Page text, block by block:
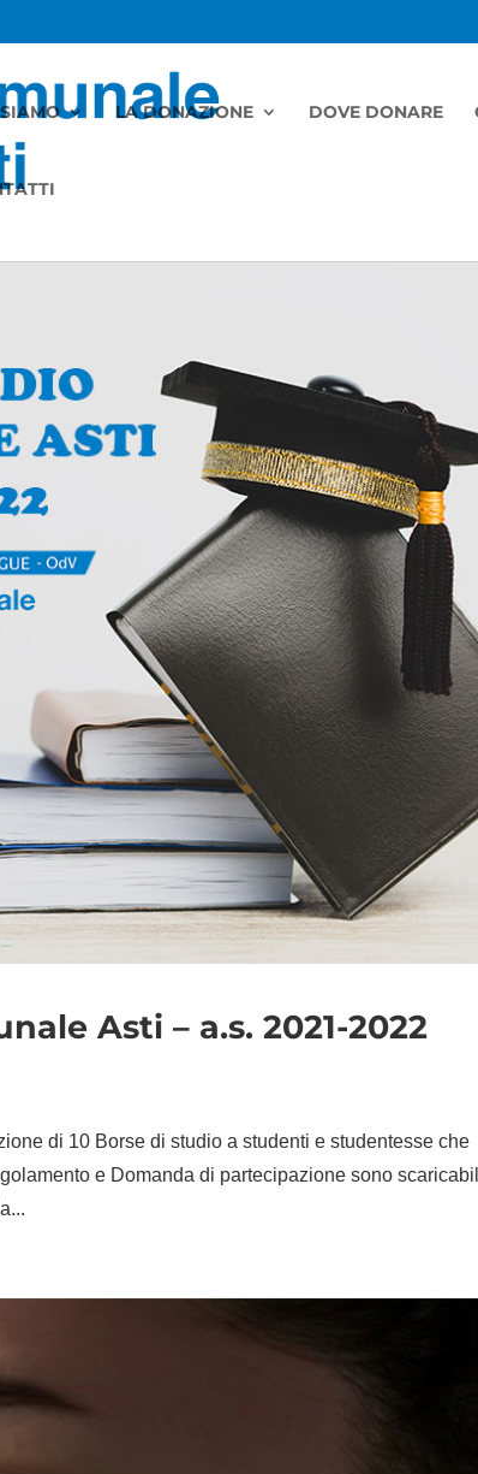
LA DONAZIONE DOVE DONARE
Asti – a.s. 2021-2022
di 10 Borse di studio a studenti e studentesse che
e Domanda di partecipazione sono